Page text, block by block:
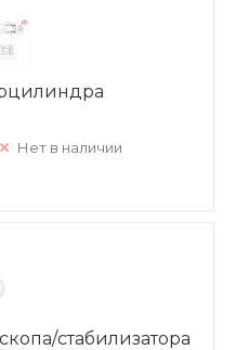
Нет в наличии
стабилизатора